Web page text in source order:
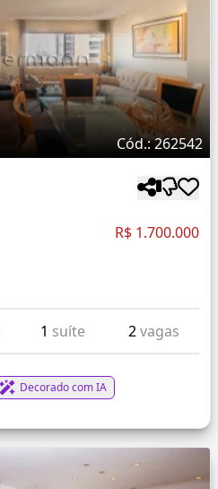
Cód.: 262542
R$ 1.700.000
1 suíte 2vagas
Decorado com IA